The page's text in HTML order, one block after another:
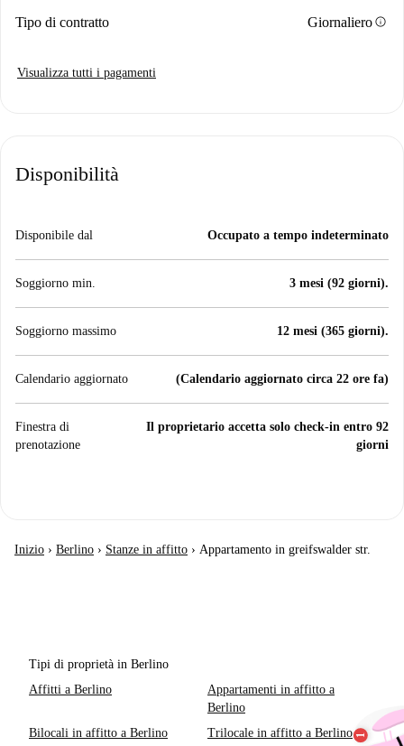
Tipo di contratto Giornalieroinfo
Visualizza tutti i pagamenti
Disponibilità
Disponibile dal Occupato a tempo indeterminato
Soggiorno min. 3 mesi (92 giorni).
Soggiorno massimo 12 mesi (365 giorni).
Calendario aggiornato (Calendario aggiornato circa 22 ore fa)
Finestra di
prenotazione
Il proprietario accetta solo check-in entro 92
giorni
Inizio › Berlino › Stanze in affitto › Appartamento in greifswalder str.
Tipi di proprietà in Berlino
Affitti a Berlino
Appartamenti in affitto a
Berlino
Bilocali in affitto a Berlino
Trilocale in affitto a Berlino